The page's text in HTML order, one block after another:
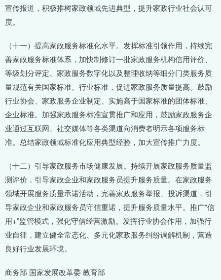
宣传报道，积极推树家政领域先进典型，提升家政行业社会认可
度。
（十一）提高家政服务标准化水平。发挥标准引领作用，持续完
善家政服务标准体系，加快制修订一批家政服务机构信用评价、
等级划分评定、家政服务数字化以及整理收纳等细分门类服务质
量规范有关国家标准、行业标准，促进家政服务质量提高。鼓励
行业协会、家政服务企业制定、实施高于国家标准的团体标准、
企业标准。加强家政服务标准宣贯推广和应用，鼓励家政服务企
业通过互联网、社交媒体等各类渠道向消费者明示各项服务标
准。总结家政领域标准化应用典型经验，加大宣传推广力度。
（十二）引导家政服务市场健康发展。持续开展家政服务质量监
测评价，引导家政企业和家政服务员提升服务质量。在家政服务
领域开展服务质量承诺活动，完善家政服务举报、投诉渠道，引
导家政企业和家政服务员守信重诺，提升服务质量水平。推广“信
用+”监管模式，强化守信经营激励。发挥行业协会作用，加强行
业自律，建立健全常态化、多元化家政服务纠纷调解机制，营造
良好行业发展环境。
商务部 国家发展改革委 教育部